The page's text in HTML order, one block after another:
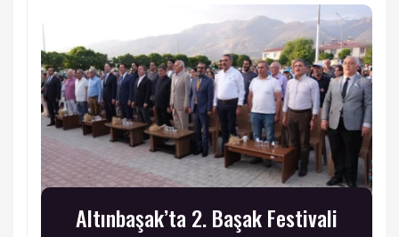
Altınbaşak’ta 2. Başak Festivali